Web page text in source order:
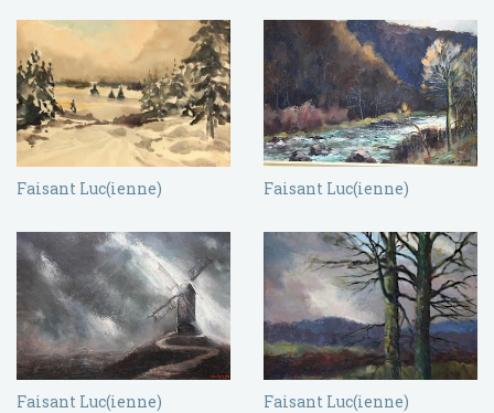
Faisant Luc(ienne) Faisant Luc(ienne)
Faisant Luc(ienne) Faisant Luc(ienne)